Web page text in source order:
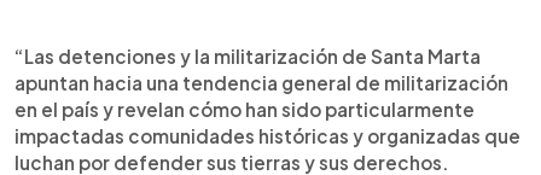
“Las detenciones y la militarización de Santa Marta
apuntan hacia una tendencia general de militarización
en el país y revelan cómo han sido particularmente
impactadas comunidades históricas y organizadas que
luchan por defender sus tierras y sus derechos.